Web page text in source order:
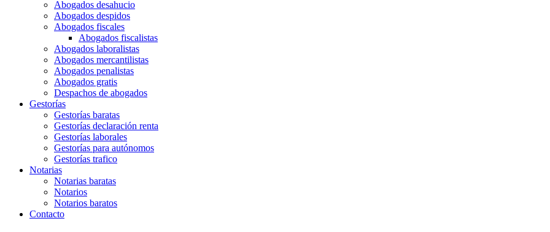
Abogados desahucio
Abogados despidos
Abogados fiscales
Abogados fiscalistas
Abogados laboralistas
Abogados mercantilistas
Abogados penalistas
Abogados gratis
Despachos de abogados
Gestorías
Gestorías baratas
Gestorías declaración renta
Gestorías laborales
Gestorías para autónomos
Gestorías trafico
Notarias
Notarias baratas
Notarios
Notarios baratos
Contacto